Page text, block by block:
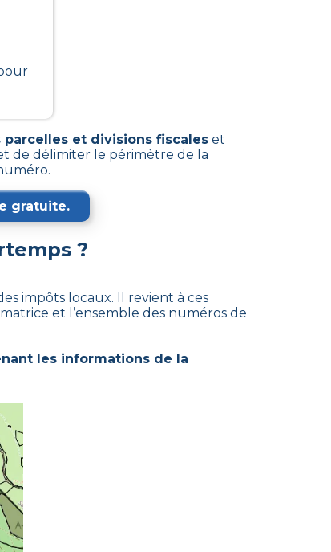
et divisions fiscales et
de délimiter le périmètre de la
gratuite.
?
impôts locaux. Il revient à ces
et l’ensemble des numéros de
les informations de la